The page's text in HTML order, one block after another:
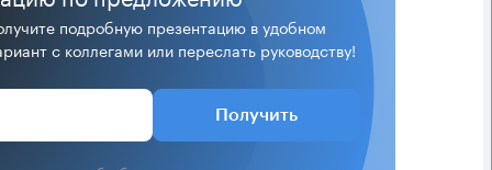
подробную презентацию в удобном
с коллегами или переслать руководству!
Получить